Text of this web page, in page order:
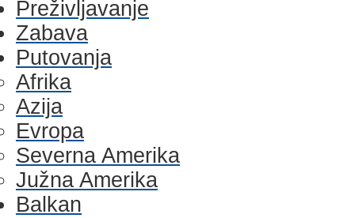
Preživljavanje
Zabava
Putovanja
Afrika
Azija
Evropa
Severna Amerika
Južna Amerika
Balkan